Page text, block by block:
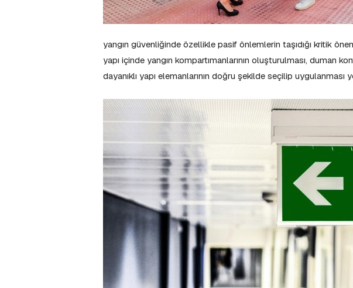
yangın güvenliğinde özellikle pasif önlemlerin taşıdığı kritik
yapı içinde yangın kompartımanlarının oluşturulması, duman
dayanıklı yapı elemanlarının doğru şekilde seçilip uygulanması